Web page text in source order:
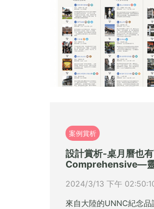
案例賞析
設計賞析-桌月曆也
Comprehensive—
2024/3/13 下午
來自大陸的UNNC紀念